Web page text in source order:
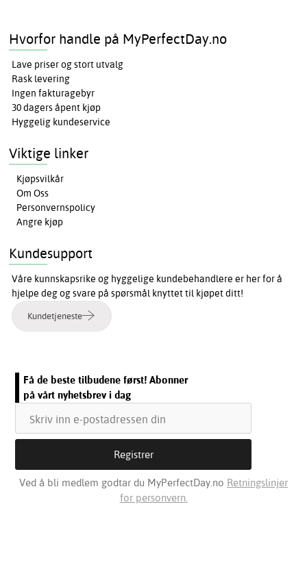
Hvorfor handle på MyPerfectDay.no
Lave priser og stort utvalg
Rask levering
Ingen fakturagebyr
30 dagers åpent kjøp
Hyggelig kundeservice
Viktige linker
Kjøpsvilkår
Om Oss
Personvernspolicy
Angre kjøp
Kundesupport
Våre kunnskapsrike og hyggelige kundebehandlere er her for å
hjelpe deg og svare på spørsmål knyttet til kjøpet ditt!
Kundetjeneste
Få de beste tilbudene først! Abonner
på vårt nyhetsbrev i dag
Ved å bli medlem godtar du MyPerfectDay.no Retningslinjer
for personvern.